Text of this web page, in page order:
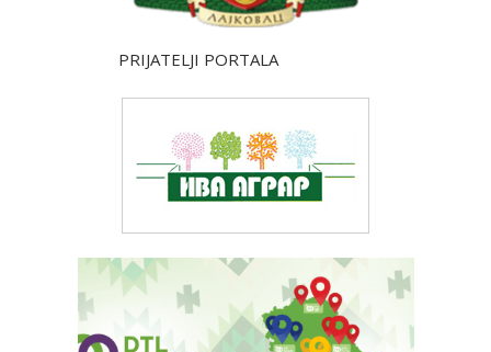
PRIJATELJI PORTALA